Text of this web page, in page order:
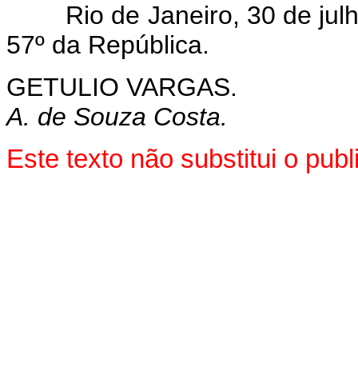
Rio de Janeiro, 30 de
57º da República.
GETULIO VARGAS.
A. de Souza Costa.
Este texto não substitui o